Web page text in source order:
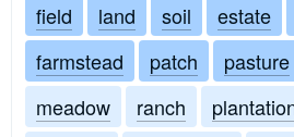
field
land soil estate
farmstead
patch pasture
meadow
ranch